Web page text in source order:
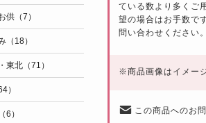
ている数より多くご
望の場合はお手数で
問い合わせください。
※商品画像はイメー
この商品へのお
供（7）
（18）
東北（71）
）
6）